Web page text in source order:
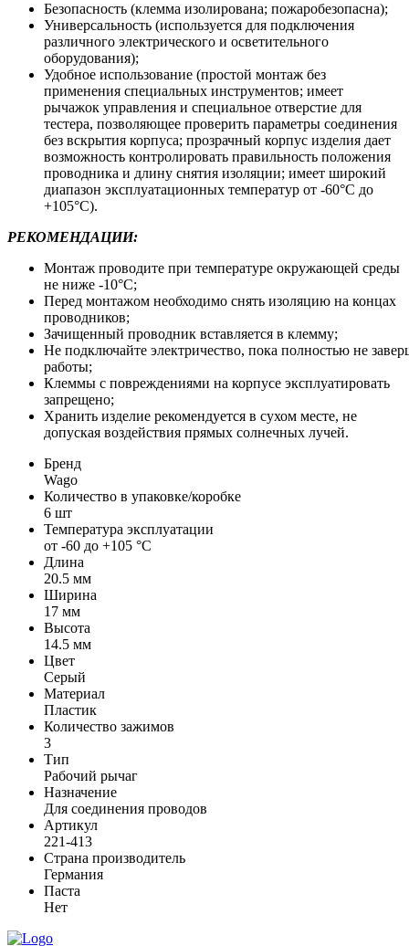
Безопасность (клемма изолирована; пожаробезопасна);
Универсальность (используется для подключения
различного электрического и осветительного
оборудования);
Удобное использование (простой монтаж без
применения специальных инструментов; имеет
рычажок управления и специальное отверстие для
тестера, позволяющее проверить параметры соединения
без вскрытия корпуса; прозрачный корпус изделия дает
возможность контролировать правильность положения
проводника и длину снятия изоляции; имеет широкий
диапазон эксплуатационных температур от -60°С до
+105°С).
РЕКОМЕНДАЦИИ:
Монтаж проводите при температуре окружающей среды
не ниже -10°С;
Перед монтажом необходимо снять изоляцию на концах
проводников;
Зачищенный проводник вставляется в клемму;
Не подключайте электричество, пока полностью не
работы;
Клеммы с повреждениями на корпусе эксплуатировать
запрещено;
Хранить изделие рекомендуется в сухом месте, не
допуская воздействия прямых солнечных лучей.
Бренд
Wago
Количество в упаковке/коробке
6 шт
Температура эксплуатации
от -60 до +105 °C
Длина
20.5 мм
Ширина
17 мм
Высота
14.5 мм
Цвет
Серый
Материал
Пластик
Количество зажимов
3
Тип
Рабочий рычаг
Назначение
Для соединения проводов
Артикул
221-413
Страна производитель
Германия
Паста
Нет